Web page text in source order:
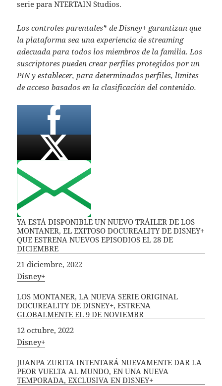
serie para NTERTAIN Studios.
Los controles parentales* de Disney+ garantizan que
la plataforma sea una experiencia de streaming
adecuada para todos los miembros de la familia. Los
suscriptores pueden crear perfiles protegidos por un
PIN y establecer, para determinados perfiles, límites
de acceso basados en la clasificación del contenido.
YA ESTÁ DISPONIBLE UN NUEVO TRÁILER DE LOS
MONTANER, EL EXITOSO DOCUREALITY DE DISNEY+
QUE ESTRENA NUEVOS EPISODIOS EL 28 DE
DICIEMBRE
Fecha
21 diciembre, 2022
In relation to
Disney+
LOS MONTANER, LA NUEVA SERIE ORIGINAL
DOCUREALITY DE DISNEY+, ESTRENA
GLOBALMENTE EL 9 DE NOVIEMBR
Fecha
12 octubre, 2022
In relation to
Disney+
JUANPA ZURITA INTENTARÁ NUEVAMENTE DAR LA
PEOR VUELTA AL MUNDO, EN UNA NUEVA
TEMPORADA, EXCLUSIVA EN DISNEY+